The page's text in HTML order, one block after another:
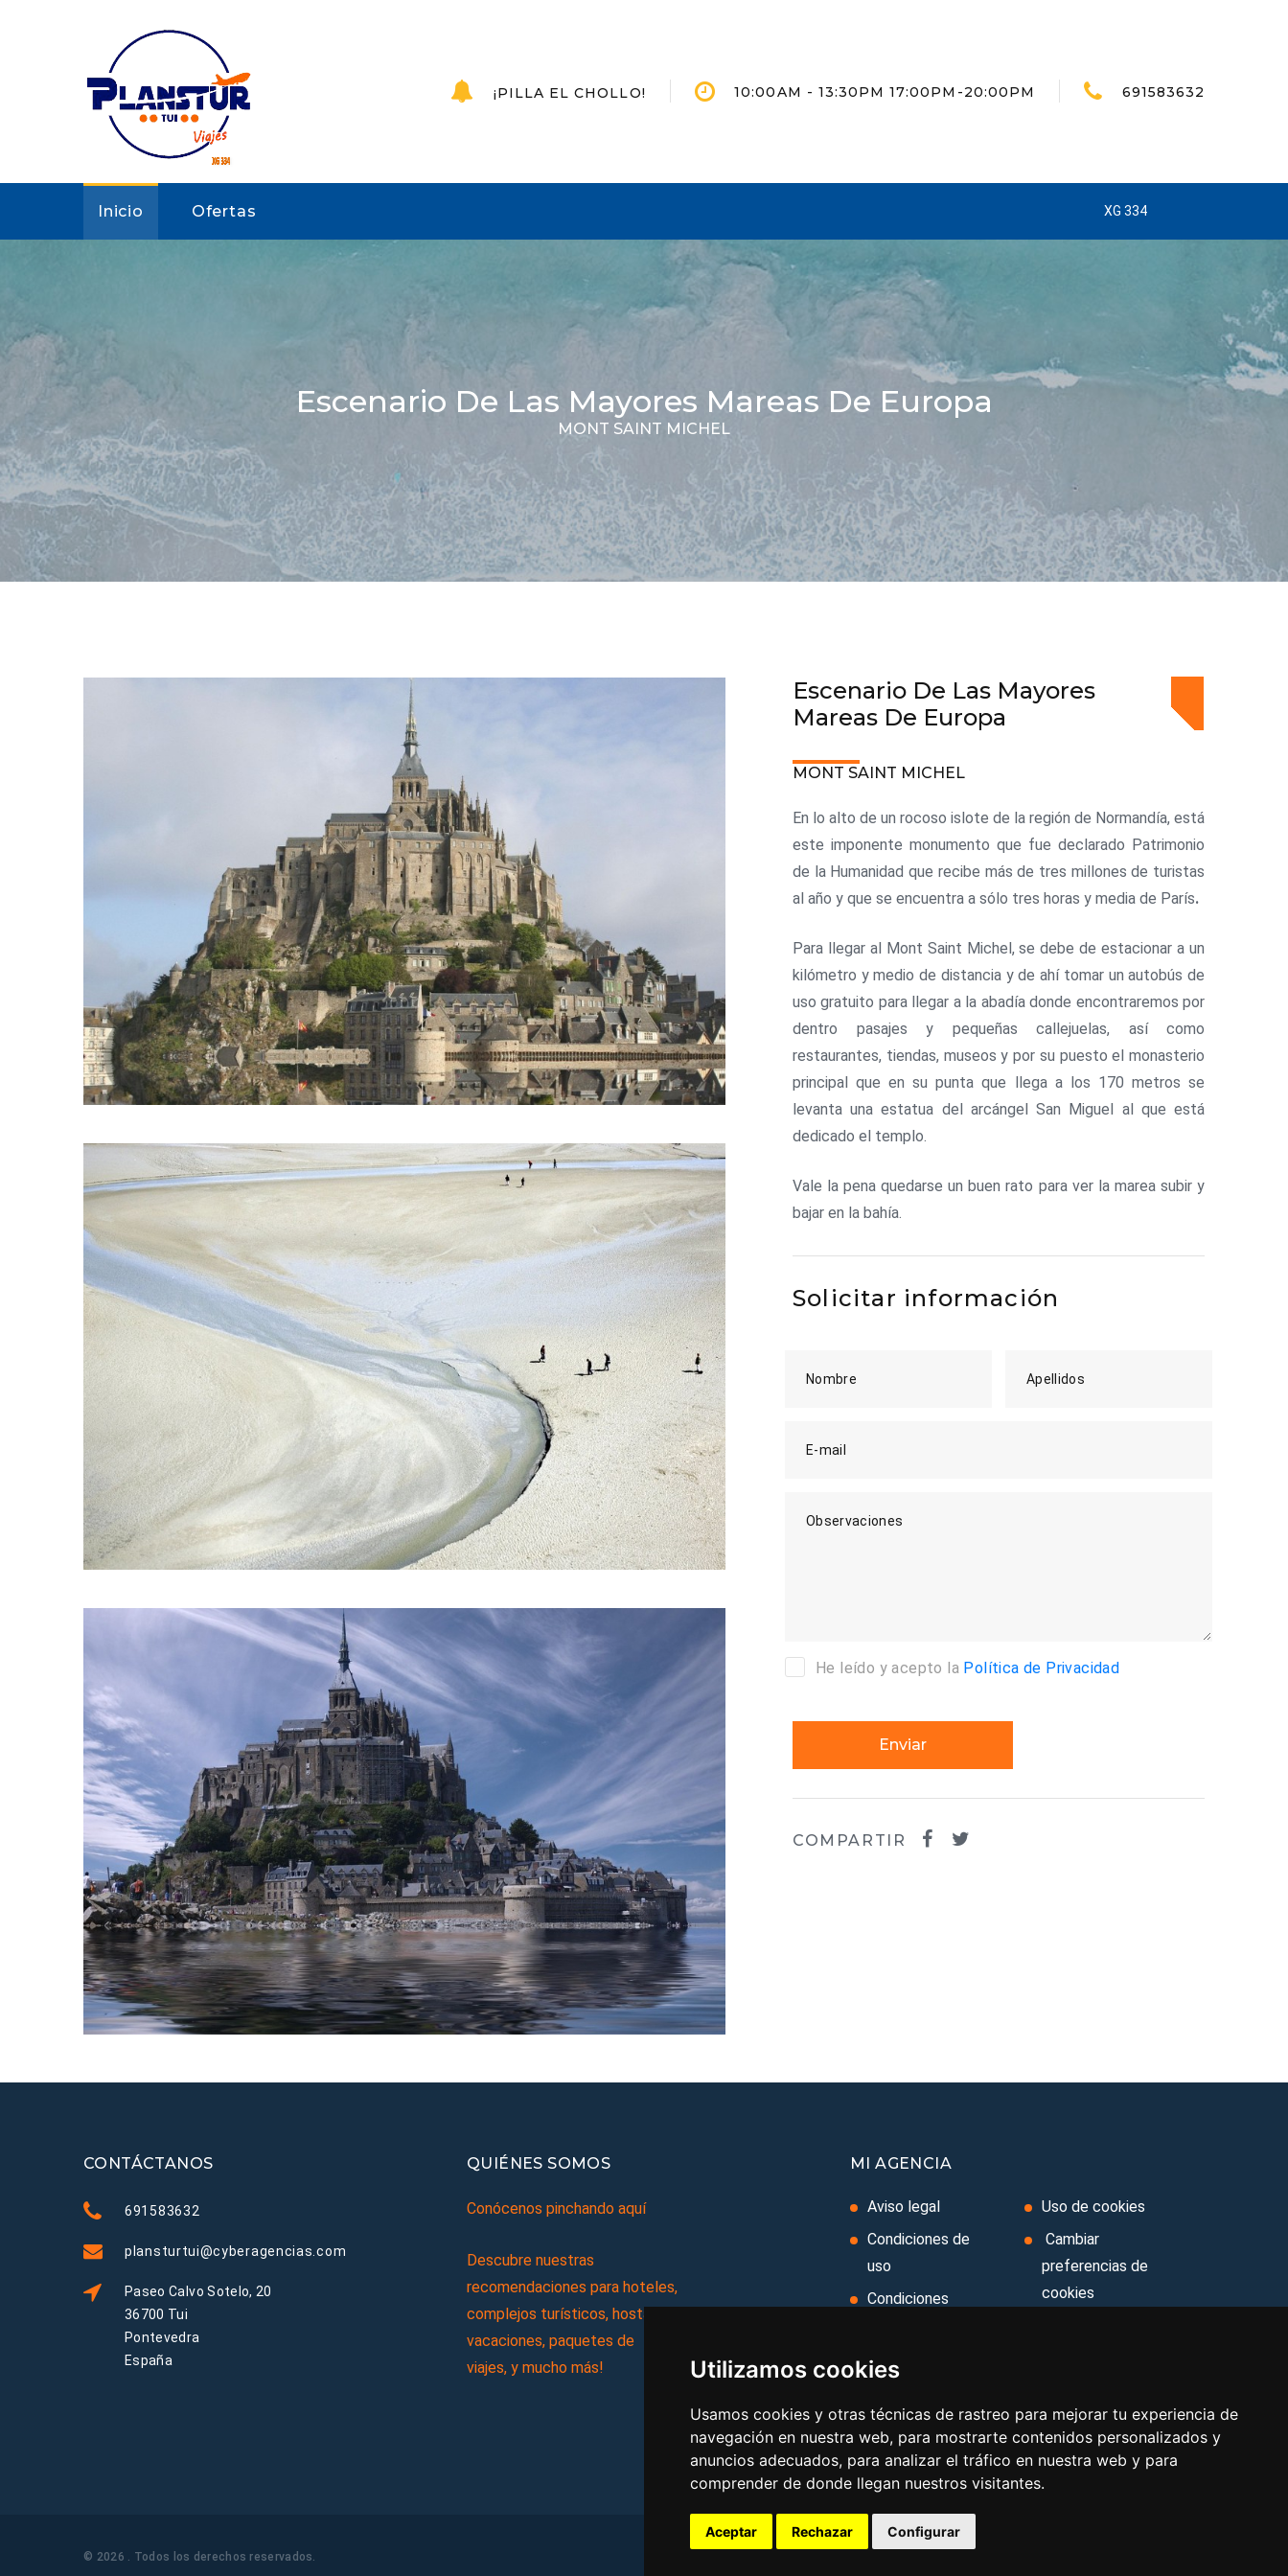
Utilizamos cookies
Usamos cookies y otras técnicas de rastreo para mejorar tu experiencia de
navegación en nuestra web, para mostrarte contenidos personalizados y
anuncios adecuados, para analizar el tráfico en nuestra web y para
comprender de donde llegan nuestros visitantes.
Aceptar Rechazar Configurar
¡PILLA EL CHOLLO! 10:00AM - 13:30PM 17:00PM-20:00PM 691583632
XG 334
Inicio Ofertas
Escenario De Las Mayores Mareas De Europa
MONT SAINT MICHEL
Escenario De Las Mayores
Mareas De Europa
MONT SAINT MICHEL
En lo alto de un rocoso islote de la región de Normandía, está
este imponente monumento que fue declarado Patrimonio
de la Humanidad que recibe más de tres millones de turistas
al año y que se encuentra a sólo tres horas y media de París.
Para llegar al Mont Saint Michel, se debe de estacionar a un
kilómetro y medio de distancia y de ahí tomar un autobús de
uso gratuito para llegar a la abadía donde encontraremos por
dentro pasajes y pequeñas callejuelas, así como
restaurantes, tiendas, museos y por su puesto el monasterio
principal que en su punta que llega a los 170 metros se
levanta una estatua del arcángel San Miguel al que está
dedicado el templo.
Vale la pena quedarse un buen rato para ver la marea subir y
bajar en la bahía.
Solicitar información
Nombre Apellidos
E-mail
Observaciones
He leído y acepto la Política de Privacidad
Enviar
COMPARTIR
CONTÁCTANOS
691583632
plansturtui@cyberagencias.com
Paseo Calvo Sotelo, 20
36700 Tui
Pontevedra
España
QUIÉNES SOMOS
Conócenos pinchando aquí
Descubre nuestras
recomendaciones para hoteles,
complejos turísticos, hostales,
vacaciones, paquetes de
viajes, y mucho más!
MI AGENCIA
Aviso legal
Condiciones de
uso
Condiciones
Ley de Viajes
Política de
privacidad
Uso de cookies
Cambiar
preferencias de
cookies
Contacto
© 2026 . Todos los derechos reservados.